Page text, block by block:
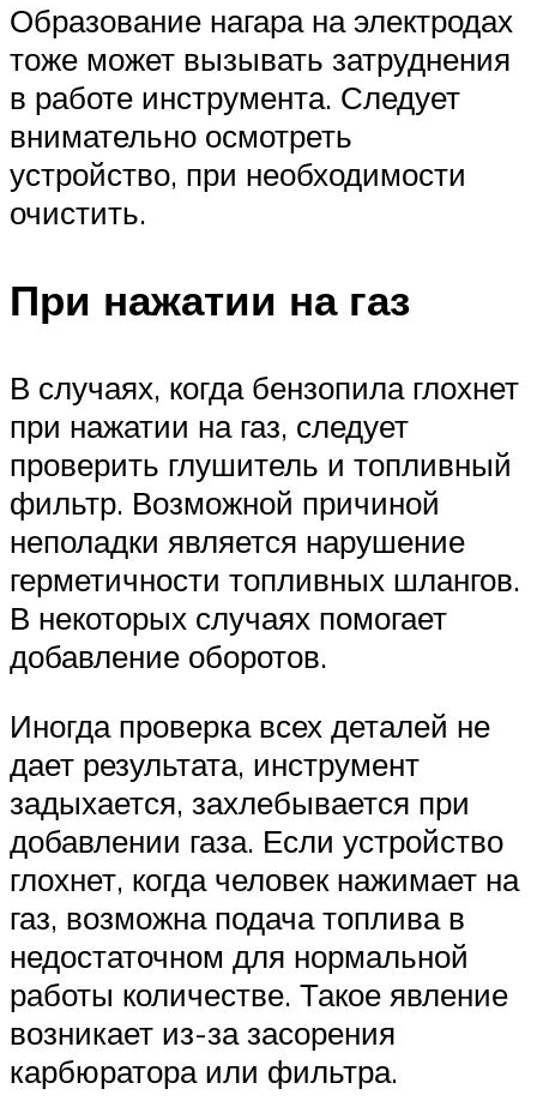
Образование нагара на электродах
тоже может вызывать затруднения
в работе инструмента. Следует
внимательно осмотреть
устройство, при необходимости
очистить.
При нажатии на газ
В случаях, когда бензопила глохнет
при нажатии на газ, следует
проверить глушитель и топливный
фильтр. Возможной причиной
неполадки является нарушение
герметичности топливных шлангов.
В некоторых случаях помогает
добавление оборотов.
Иногда проверка всех деталей не
дает результата, инструмент
задыхается, захлебывается при
добавлении газа. Если устройство
глохнет, когда человек нажимает на
газ, возможна подача топлива в
недостаточном для нормальной
работы количестве. Такое явление
возникает из-за засорения
карбюратора или фильтра.